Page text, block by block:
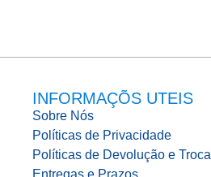
INFORMAÇÕS UTEIS
Sobre Nós
Políticas de Privacidade
Políticas de Devolução e Troca